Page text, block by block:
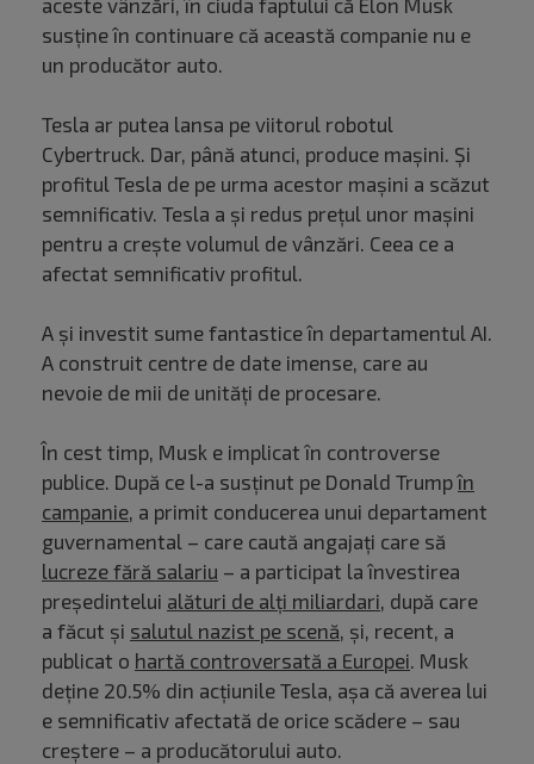
aceste vânzări, în ciuda faptului că Elon Musk
susține în continuare că această companie nu e
un producător auto.
Tesla ar putea lansa pe viitorul robotul
Cybertruck. Dar, până atunci, produce mașini. Și
profitul Tesla de pe urma acestor mașini a scăzut
semnificativ. Tesla a și redus prețul unor mașini
pentru a crește volumul de vânzări. Ceea ce a
afectat semnificativ profitul.
A și investit sume fantastice în departamentul AI.
A construit centre de date imense, care au
nevoie de mii de unități de procesare.
În cest timp, Musk e implicat în controverse
publice. După ce l-a susținut pe Donald Trumpîn
campanie, a primit conducerea unui departament
guvernamental – care caută angajați care să
lucreze fără salariu – a participat la învestirea
președintelui alături de alți miliardari, după care
a făcut și salutul nazist pe scenă, și, recent, a
publicat o hartă controversată a Europei. Musk
deține 20.5% din acțiunile Tesla, așa că averea lui
e semnificativ afectată de orice scădere – sau
creștere – a producătorului auto.